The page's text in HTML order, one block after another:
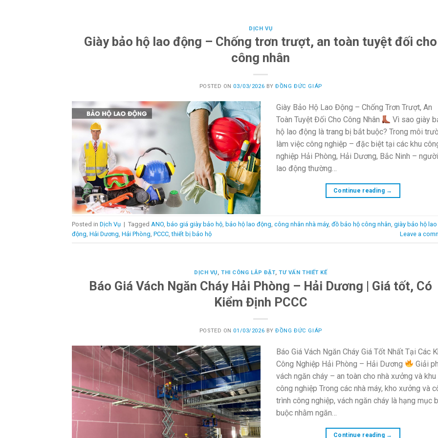
DỊCH VỤ
Giày bảo hộ lao động – Chống trơn trượt, an toàn tuyệt đối cho
công nhân
POSTED ON 03/03/2026 BYĐỒNG ĐỨC GIÁP
Giày Bảo Hộ Lao Động – Chống Trơn Trượt, An
Toàn Tuyệt Đối Cho Công Nhân
Vì sao giày
hộ lao động là trang bị bắt buộc? Trong môi
làm việc công nghiệp – đặc biệt tại các khu
nghiệp Hải Phòng, Hải Dương, Bắc Ninh – người
lao động thường…
Continue reading →
Posted in Dịch Vụ | Tagged ANO báo giá giày bảo hộ bảo hộ lao động công nhân nhà máy, đồ bảo hộ công nhân giày bảo hộ lao
động Hải Dương Hải Phòng PCCC ,thiết bị bảo hộ Leave a
DỊCH VỤ,THI CÔNG LẮP ĐẶT,TƯ VẤN THIẾT KẾ
Báo Giá Vách Ngăn Cháy Hải Phòng – Hải Dương | Giá tốt, Có
Kiểm Định PCCC
POSTED ON 01/03/2026 BYĐỒNG ĐỨC GIÁP
Báo Giá Vách Ngăn Cháy Giá Tốt Nhất Tại Các
Công Nghiệp Hải Phòng – Hải Dương
Giải
vách ngăn cháy – an toàn cho nhà xưởng và khu
công nghiệp Trong các nhà máy, kho xưởng và
trình công nghiệp, vách ngăn cháy là hạng mục
buộc nhằm ngăn…
Continue reading →